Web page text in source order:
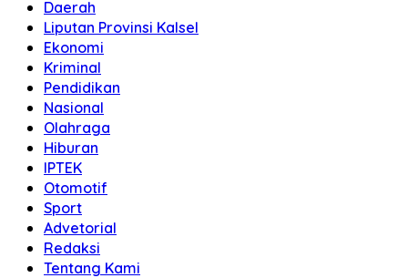
Daerah
Liputan Provinsi Kalsel
Ekonomi
Kriminal
Pendidikan
Nasional
Olahraga
Hiburan
IPTEK
Otomotif
Sport
Advetorial
Redaksi
Tentang Kami